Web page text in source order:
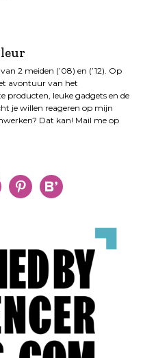
2 meiden (’08) en (’12). Op
avontuur van het
producten, leuke gadgets en de
je willen reageren op mijn
Dat kan! Mail me op
pinterestbloglovin